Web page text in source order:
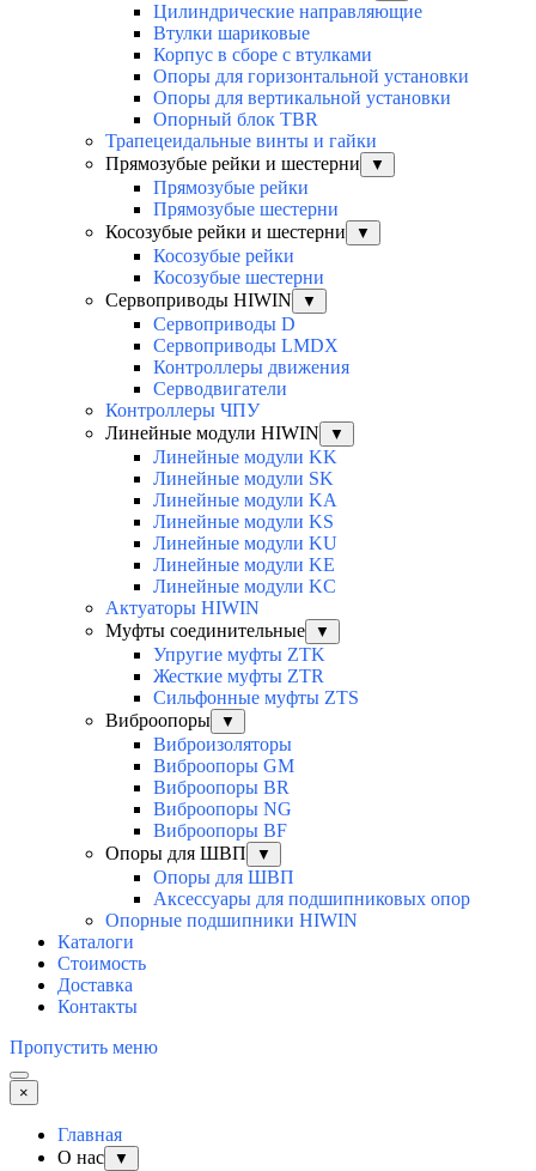
Цилиндрические направляющие
Втулки шариковые
Корпус в сборе с втулками
Опоры для горизонтальной установки
Опоры для вертикальной установки
Опорный блок TBR
Трапецеидальные винты и гайки
Прямозубые рейки и шестерни
▼
Прямозубые рейки
Прямозубые шестерни
Косозубые рейки и шестерни
▼
Косозубые рейки
Косозубые шестерни
Сервоприводы HIWIN
▼
Сервоприводы D
Сервоприводы LMDX
Контроллеры движения
Серводвигатели
Контроллеры ЧПУ
Линейные модули HIWIN
▼
Линейные модули KK
Линейные модули SK
Линейные модули KA
Линейные модули KS
Линейные модули KU
Линейные модули KE
Линейные модули KC
Актуаторы HIWIN
Муфты соединительные
▼
Упругие муфты ZTK
Жесткие муфты ZTR
Сильфонные муфты ZTS
Виброопоры
▼
Виброизоляторы
Виброопоры GM
Виброопоры BR
Виброопоры NG
Виброопоры BF
Опоры для ШВП
▼
Опоры для ШВП
Аксессуары для подшипниковых опор
Опорные подшипники HIWIN
Каталоги
Стоимость
Доставка
Контакты
Пропустить меню
×
Главная
О нас
▼